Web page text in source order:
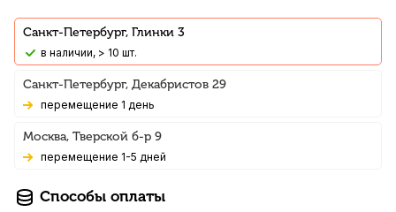
Санкт-Петербург, Глинки 3
В наличии, > 10 шт.
Санкт-Петербург, Декабристов 29
Перемещение 1 день
Москва, Тверской б-р 9
Перемещение 1-5 дней
Способы оплаты